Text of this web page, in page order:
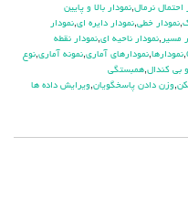
احتمال نرمال,نمودار بالا و پايين
,نمودار خطي,نمودار دايره اي,نمودار
مسير ,نمودار ناحيه اي,نمودار نقطه
,نمودارها,نمودارهاي آماري,نمونه آماري,نوع
بي کندال,همبستگي
,وزن دادن پاسخگويان,ويرايش داده ها